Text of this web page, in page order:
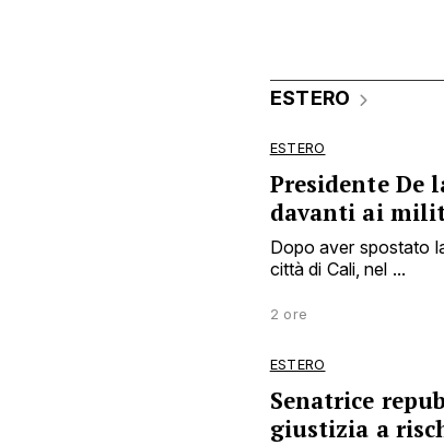
ESTERO
ESTERO
Presidente De
davanti ai
Dopo aver spostato
città di Cali, nel ...
2 ore
ESTERO
Senatrice
giustizia a